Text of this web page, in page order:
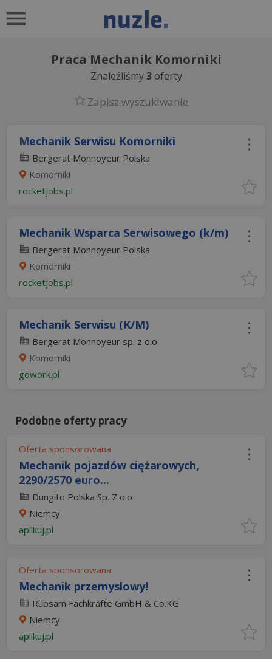
Praca Mechanik Komorniki
Znaleźliśmy3oferty
Zapisz wyszukiwanie
Mechanik Serwisu Komorniki
Bergerat Monnoyeur Polska
Komorniki
rocketjobs.pl
Mechanik Wsparca Serwisowego (k/m)
Bergerat Monnoyeur Polska
Komorniki
rocketjobs.pl
Mechanik Serwisu (K/M)
Bergerat Monnoyeur sp. z o.o
Komorniki
gowork.pl
Podobne oferty pracy
Oferta sponsorowana
Mechanik pojazdów ciężarowych,
2290/2570 euro...
Dungito Polska Sp. Z o.o
Niemcy
aplikuj.pl
Oferta sponsorowana
Mechanik przemyslowy!
Rübsam Fachkräfte GmbH & Co.KG
Niemcy
aplikuj.pl